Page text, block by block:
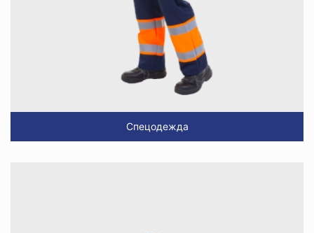
Спецодежда